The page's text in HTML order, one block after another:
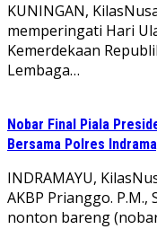
KUNINGAN,
memperingati Hari
Kemerdekaan
Lembaga…
Nobar Final Piala
Bersama Polres
INDRAMAYU,
AKBP Prianggo. P.M.,
nonton bareng